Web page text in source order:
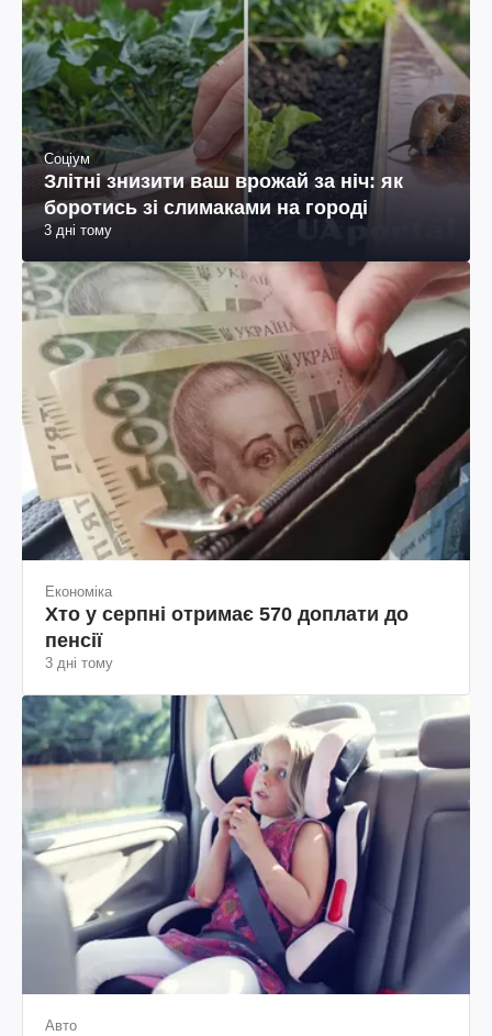
Соціум
Злітні знизити ваш врожай за ніч: як
боротись зі слимаками на городі
3 дні тому
Економіка
Хто у серпні отримає 570 доплати до
пенсії
3 дні тому
Авто